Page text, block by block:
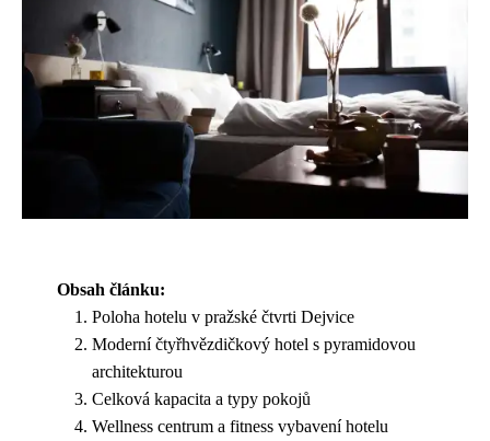
Obsah článku:
Poloha hotelu v pražské čtvrti Dejvice
Moderní čtyřhvězdičkový hotel s pyramidovou
architekturou
Celková kapacita a typy pokojů
Wellness centrum a fitness vybavení hotelu